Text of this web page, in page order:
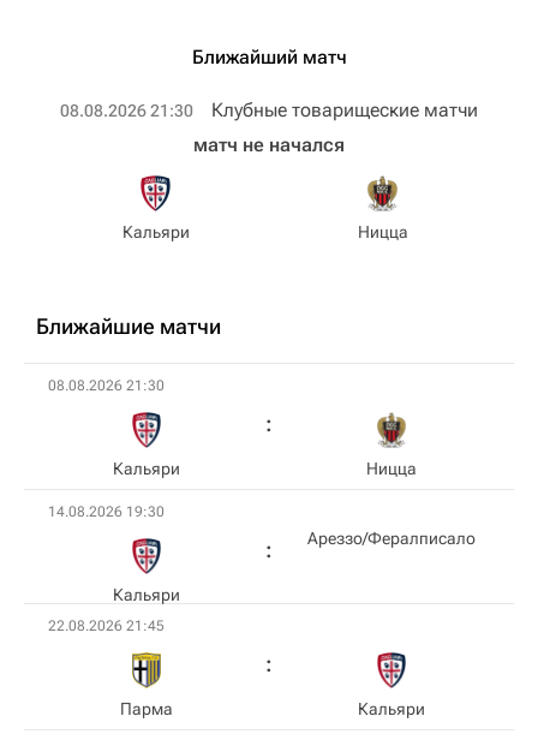
Ближайший матч
08.08.2026 21:30 Клубные товарищеские матчи
Кальяри
матч не начался
Ницца
Ближайшие матчи
08.08.2026 21:30
Кальяри Ницца
14.08.2026 19:30
Кальяри
Ареззо/Фералписало
22.08.2026 21:45
Парма Кальяри